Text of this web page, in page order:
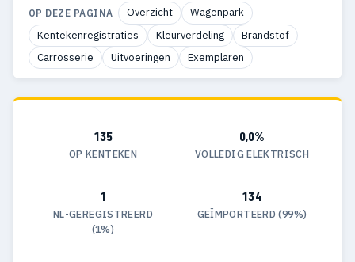
OP DEZE PAGINA Overzicht
Wagenpark
Kentekenregistraties
Kleurverdeling
Brandstof
Carrosserie
Uitvoeringen Exemplaren
135
OP KENTEKEN
0,0%
VOLLEDIG ELEKTRISCH
1
NL-GEREGISTREERD
(1%)
134
GEÏMPORTEERD (99%)